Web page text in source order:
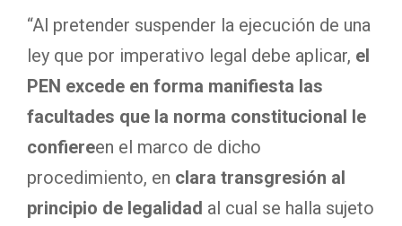
“Al pretender suspender la ejecución de una
ley que por imperativo legal debe aplicar, el
PEN excede en forma manifiesta las
facultades que la norma constitucional le
confiereen el marco de dicho
procedimiento, en clara transgresión al
principio de legalidad al cual se halla sujeto